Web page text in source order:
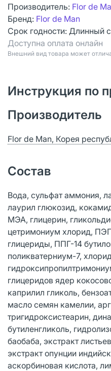
Производитель: Flor de
Бренд: Flor de Man
Срок годности: Длинный
Доступна оплата онлайн
Bнешний вид товара может
Инструкция по
Производитель
Flor de Man, Корея
Состав
Вода, сульфат аммония,
лаурил глюкозид,
МЭА, глицерин,
цетримониум хлорид,
глицериды, ППГ-14
поликватерниум-7,
глицеридов ядер
каприлил гликоль,
масло семян камелии,
тригидроксистеарин,
бутиленгликоль,
баобаба, экстракт
экстракт опунции
аскорбиновая кислота,